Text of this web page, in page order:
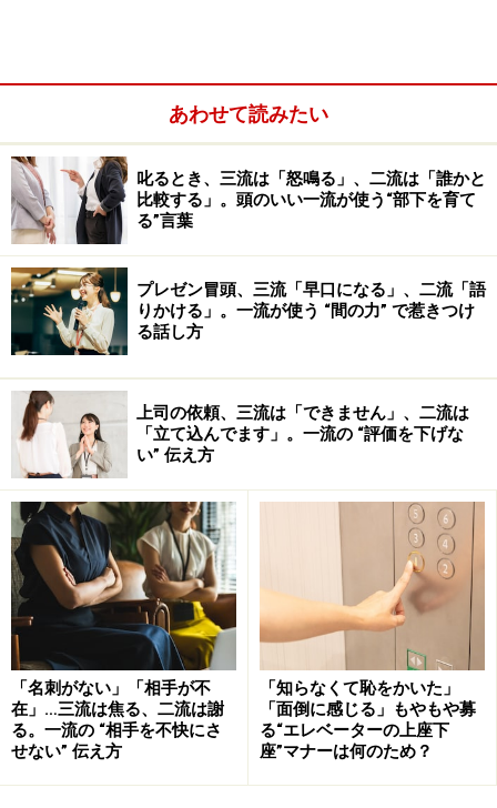
＜目次＞
クレーム対応の電話の仕方1：基本編
クレーム対応の電話の仕方2：担当者が不在の場合
クレーム対応の電話の仕方3：クレーム対応電話の
NG例
どうする？こんなとき
クレーム対応の電話の仕方1：基本編
■話の内容をきちんと聞く
お客様に「誠意」が伝わるように、きちんと話を聞きま
す。
「おっしゃる通りです」
「お気持ちわかります」
などの言葉を使い、共感しながら話を聞くことが大切で
あわせて読みたい
叱るとき、三流は「怒鳴る」、二流は「誰かと
比較する」。頭のいい一流が使う“部下を育て
る”言葉
プレゼン冒頭、三流「早口になる」、二流「語
りかける」。一流が使う “間の力” で惹きつけ
る話し方
上司の依頼、三流は「できません」、二流は
「立て込んでます」。一流の “評価を下げな
い” 伝え方
「名刺がない」「相手が不
在」…三流は焦る、二流は謝
る。一流の “相手を不快にさ
せない” 伝え方
「知らなくて恥をかいた」
「面倒に感じる」もやもや募
る“エレベーターの上座下
座”マナーは何のため？